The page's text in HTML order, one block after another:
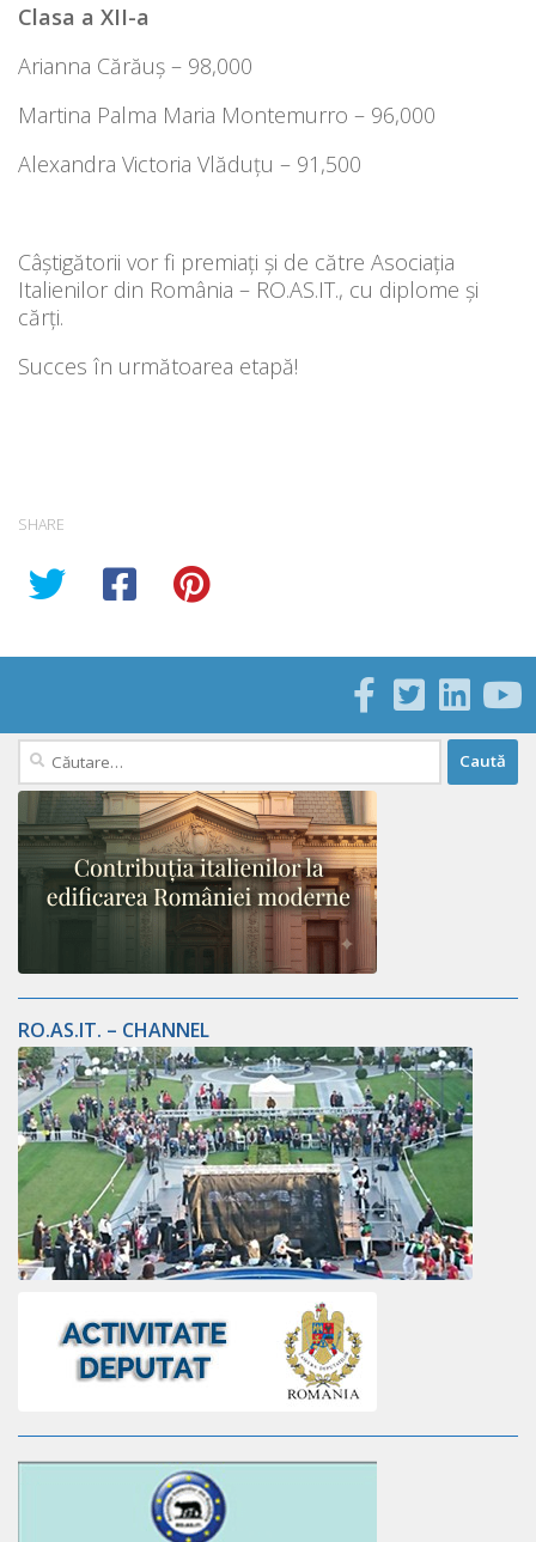
Clasa a XII-a
Arianna Cărăuș – 98,000
Martina Palma Maria Montemurro – 96,000
Alexandra Victoria Vlăduțu – 91,500
Câștigătorii vor fi premiați și de către Asociația
Italienilor din România – RO.AS.IT., cu diplome și
cărți.
Succes în următoarea etapă!
SHARE
Caută
după:
RO.AS.IT. – CHANNEL